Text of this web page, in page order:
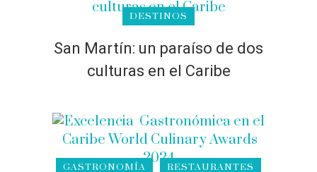
DESTINOS
San Martín: un paraíso de dos
culturas en el Caribe
GASTRONOMÍA RESTAURANTES